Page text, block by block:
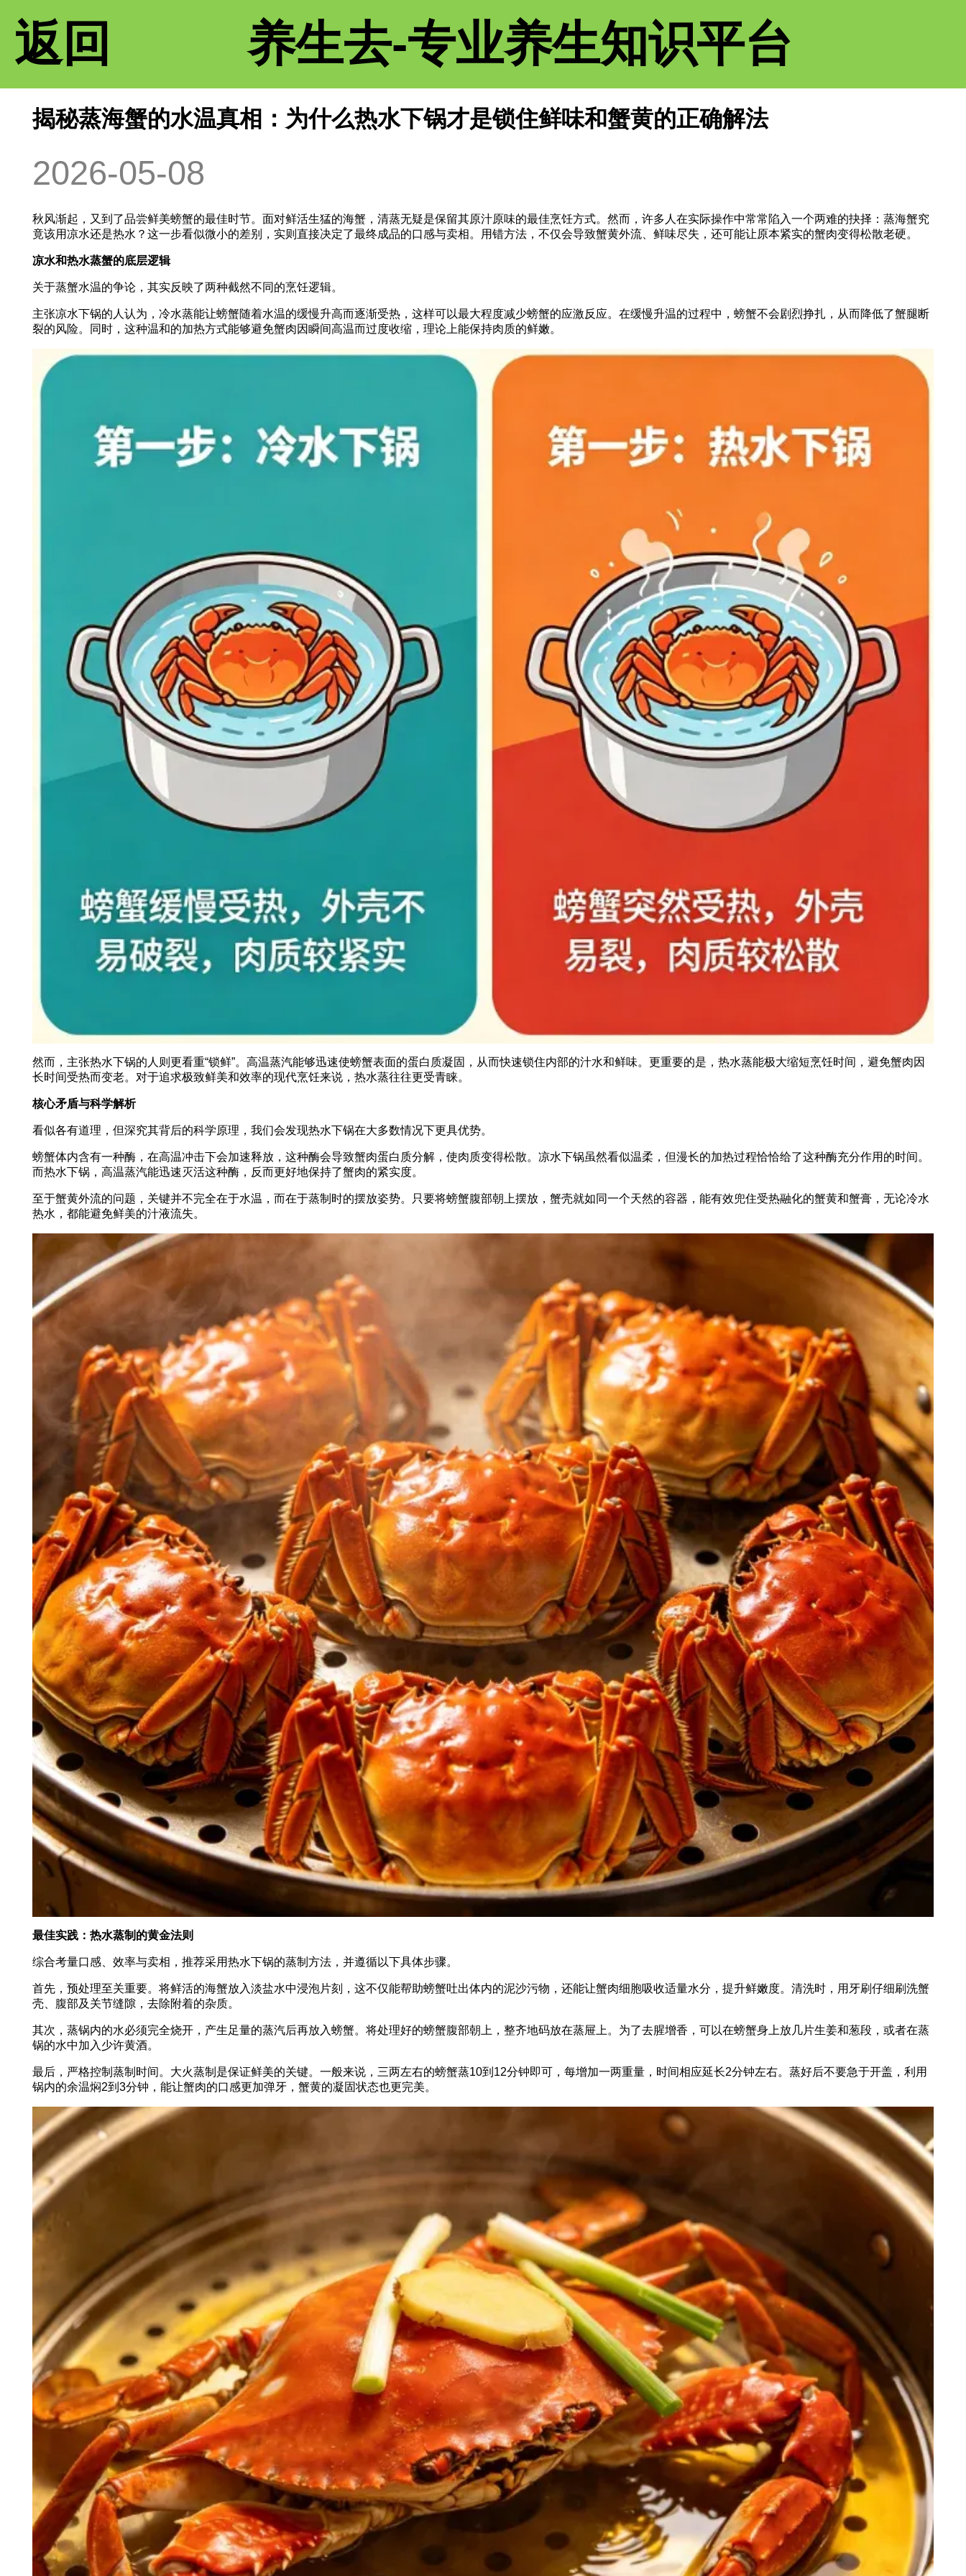
返回 养生去-专业养生知识平台
揭秘蒸海蟹的水温真相：为什么热水下锅才是锁住鲜味和蟹黄的正确解法
2026-05-08
秋风渐起，又到了品尝鲜美螃蟹的最佳时节。面对鲜活生猛的海蟹，清蒸无疑是保留其原汁原味的最佳烹饪方式。然而，许多人在实际操作中常常陷入一个两难的抉择：蒸海蟹究
竟该用凉水还是热水？这一步看似微小的差别，实则直接决定了最终成品的口感与卖相。用错方法，不仅会导致蟹黄外流、鲜味尽失，还可能让原本紧实的蟹肉变得松散老硬。
凉水和热水蒸蟹的底层逻辑
关于蒸蟹水温的争论，其实反映了两种截然不同的烹饪逻辑。
主张凉水下锅的人认为，冷水蒸能让螃蟹随着水温的缓慢升高而逐渐受热，这样可以最大程度减少螃蟹的应激反应。在缓慢升温的过程中，螃蟹不会剧烈挣扎，从而降低了蟹腿断
裂的风险。同时，这种温和的加热方式能够避免蟹肉因瞬间高温而过度收缩，理论上能保持肉质的鲜嫩。
然而，主张热水下锅的人则更看重“锁鲜”。高温蒸汽能够迅速使螃蟹表面的蛋白质凝固，从而快速锁住内部的汁水和鲜味。更重要的是，热水蒸能极大缩短烹饪时间，避免蟹肉因
长时间受热而变老。对于追求极致鲜美和效率的现代烹饪来说，热水蒸往往更受青睐。
核心矛盾与科学解析
看似各有道理，但深究其背后的科学原理，我们会发现热水下锅在大多数情况下更具优势。
螃蟹体内含有一种酶，在高温冲击下会加速释放，这种酶会导致蟹肉蛋白质分解，使肉质变得松散。凉水下锅虽然看似温柔，但漫长的加热过程恰恰给了这种酶充分作用的时间。
而热水下锅，高温蒸汽能迅速灭活这种酶，反而更好地保持了蟹肉的紧实度。
至于蟹黄外流的问题，关键并不完全在于水温，而在于蒸制时的摆放姿势。只要将螃蟹腹部朝上摆放，蟹壳就如同一个天然的容器，能有效兜住受热融化的蟹黄和蟹膏，无论冷水
热水，都能避免鲜美的汁液流失。
最佳实践：热水蒸制的黄金法则
综合考量口感、效率与卖相，推荐采用热水下锅的蒸制方法，并遵循以下具体步骤。
首先，预处理至关重要。将鲜活的海蟹放入淡盐水中浸泡片刻，这不仅能帮助螃蟹吐出体内的泥沙污物，还能让蟹肉细胞吸收适量水分，提升鲜嫩度。清洗时，用牙刷仔细刷洗蟹
壳、腹部及关节缝隙，去除附着的杂质。
其次，蒸锅内的水必须完全烧开，产生足量的蒸汽后再放入螃蟹。将处理好的螃蟹腹部朝上，整齐地码放在蒸屉上。为了去腥增香，可以在螃蟹身上放几片生姜和葱段，或者在蒸
锅的水中加入少许黄酒。
最后，严格控制蒸制时间。大火蒸制是保证鲜美的关键。一般来说，三两左右的螃蟹蒸10到12分钟即可，每增加一两重量，时间相应延长2分钟左右。蒸好后不要急于开盖，利用
锅内的余温焖2到3分钟，能让蟹肉的口感更加弹牙，蟹黄的凝固状态也更完美。